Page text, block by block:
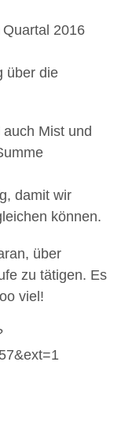
2016
über die
Mist und
damit wir
können.
über
zu tätigen. Es
viel!